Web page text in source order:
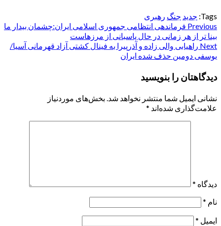
Tags: جدید جنگ رهبری
Post
navigation
Previous فرماندهی انتظامی جمهوری اسلامی ایران:چشمان بیدار ما
بینا تر از هر زمانی در حال پاسبانی از مرزهاست
Next راهیابی والی زاده و آذرپیرا به فینال کشتی آزاد قهرمانی آسیا/
یوسفی دومین حذف شده ایران
دیدگاهتان را بنویسید
نشانی ایمیل شما منتشر نخواهد شد. بخش‌های موردنیاز
علامت‌گذاری شده‌اند *
دیدگاه *
نام *
ایمیل *